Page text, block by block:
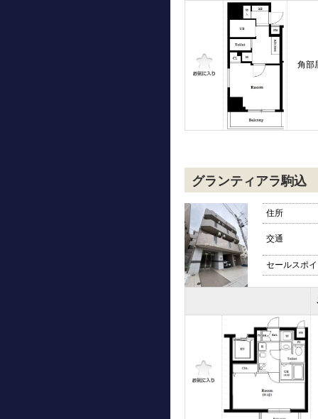
角部
グランティアラ駒込
住所
交通
セールスポ